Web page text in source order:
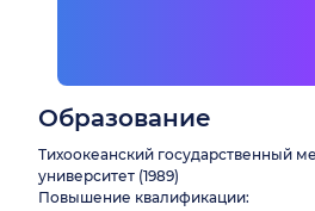
Образование
Тихоокеанский государственный
университет (1989)
Повышение квалификации: